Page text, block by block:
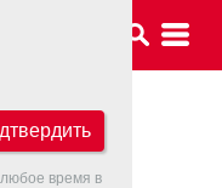
время в